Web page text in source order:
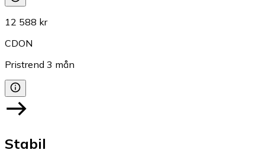
12 588 kr
CDON
Pristrend 3 mån
Stabil